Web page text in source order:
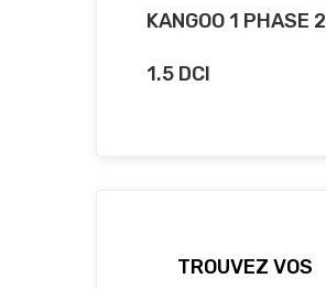
KANGOO 1 PHASE 2
1.5 DCI
TROUVEZ VOS